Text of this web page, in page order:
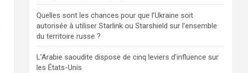
Quelles sont les chances pour que l’Ukraine soit
autorisée à utiliser Starlink ou Starshield sur l’ensemble
du territoire russe ?
L’Arabie saoudite dispose de cinq leviers d’influence sur
les États-Unis